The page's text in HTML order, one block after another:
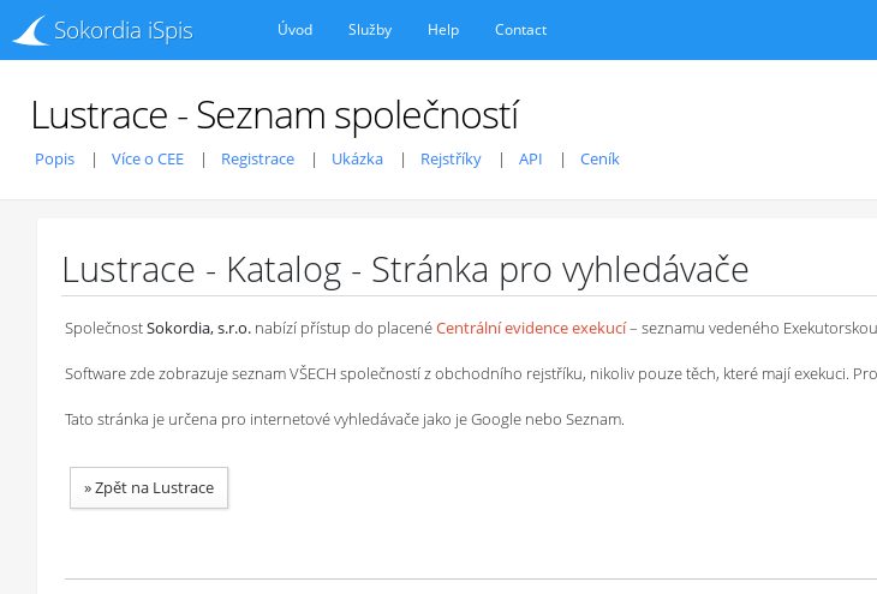
Sokordia iSpis Úvod Služby Help Contact
Lustrace - Seznam společností
Popis Více o CEE Registrace Ukázka Rejstříky API Ceník
Lustrace - Katalog - Stránka pro vyhledávače
SpolečnostSokordia, s.r.o. nabízí přístup do placenéCentrální evidence exekucí– seznamu vedeného
Software zde zobrazuje seznam VŠECH společností z obchodního rejstříku, nikoliv pouze těch, které mají exekuci.
Tato stránka je určena pro internetové vyhledávače jako je Google nebo Seznam.
»Zpět na Lustrace